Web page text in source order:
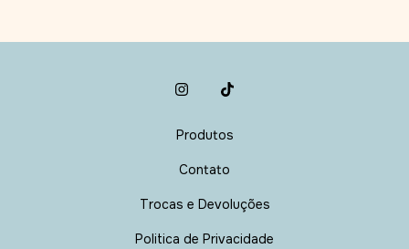
Produtos
Contato
Trocas e Devoluções
Politica de Privacidade